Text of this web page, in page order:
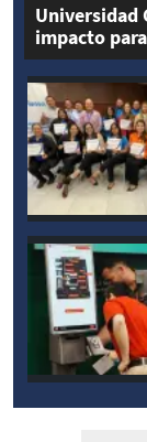
Universidad
impacto